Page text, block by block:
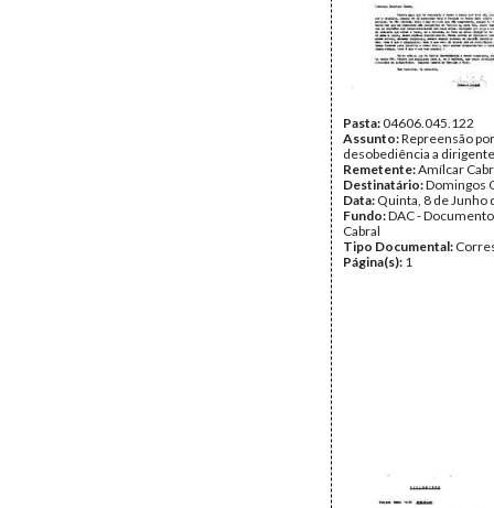
Pasta:04606.045.122
Assunto:Repreensão
desobediência a
Remetente:Amílcar
Destinatário:Domingos
Data: Quinta, 8 de Junho
Fundo:DAC -
Cabral
Tipo Documental:
Página(s): 1